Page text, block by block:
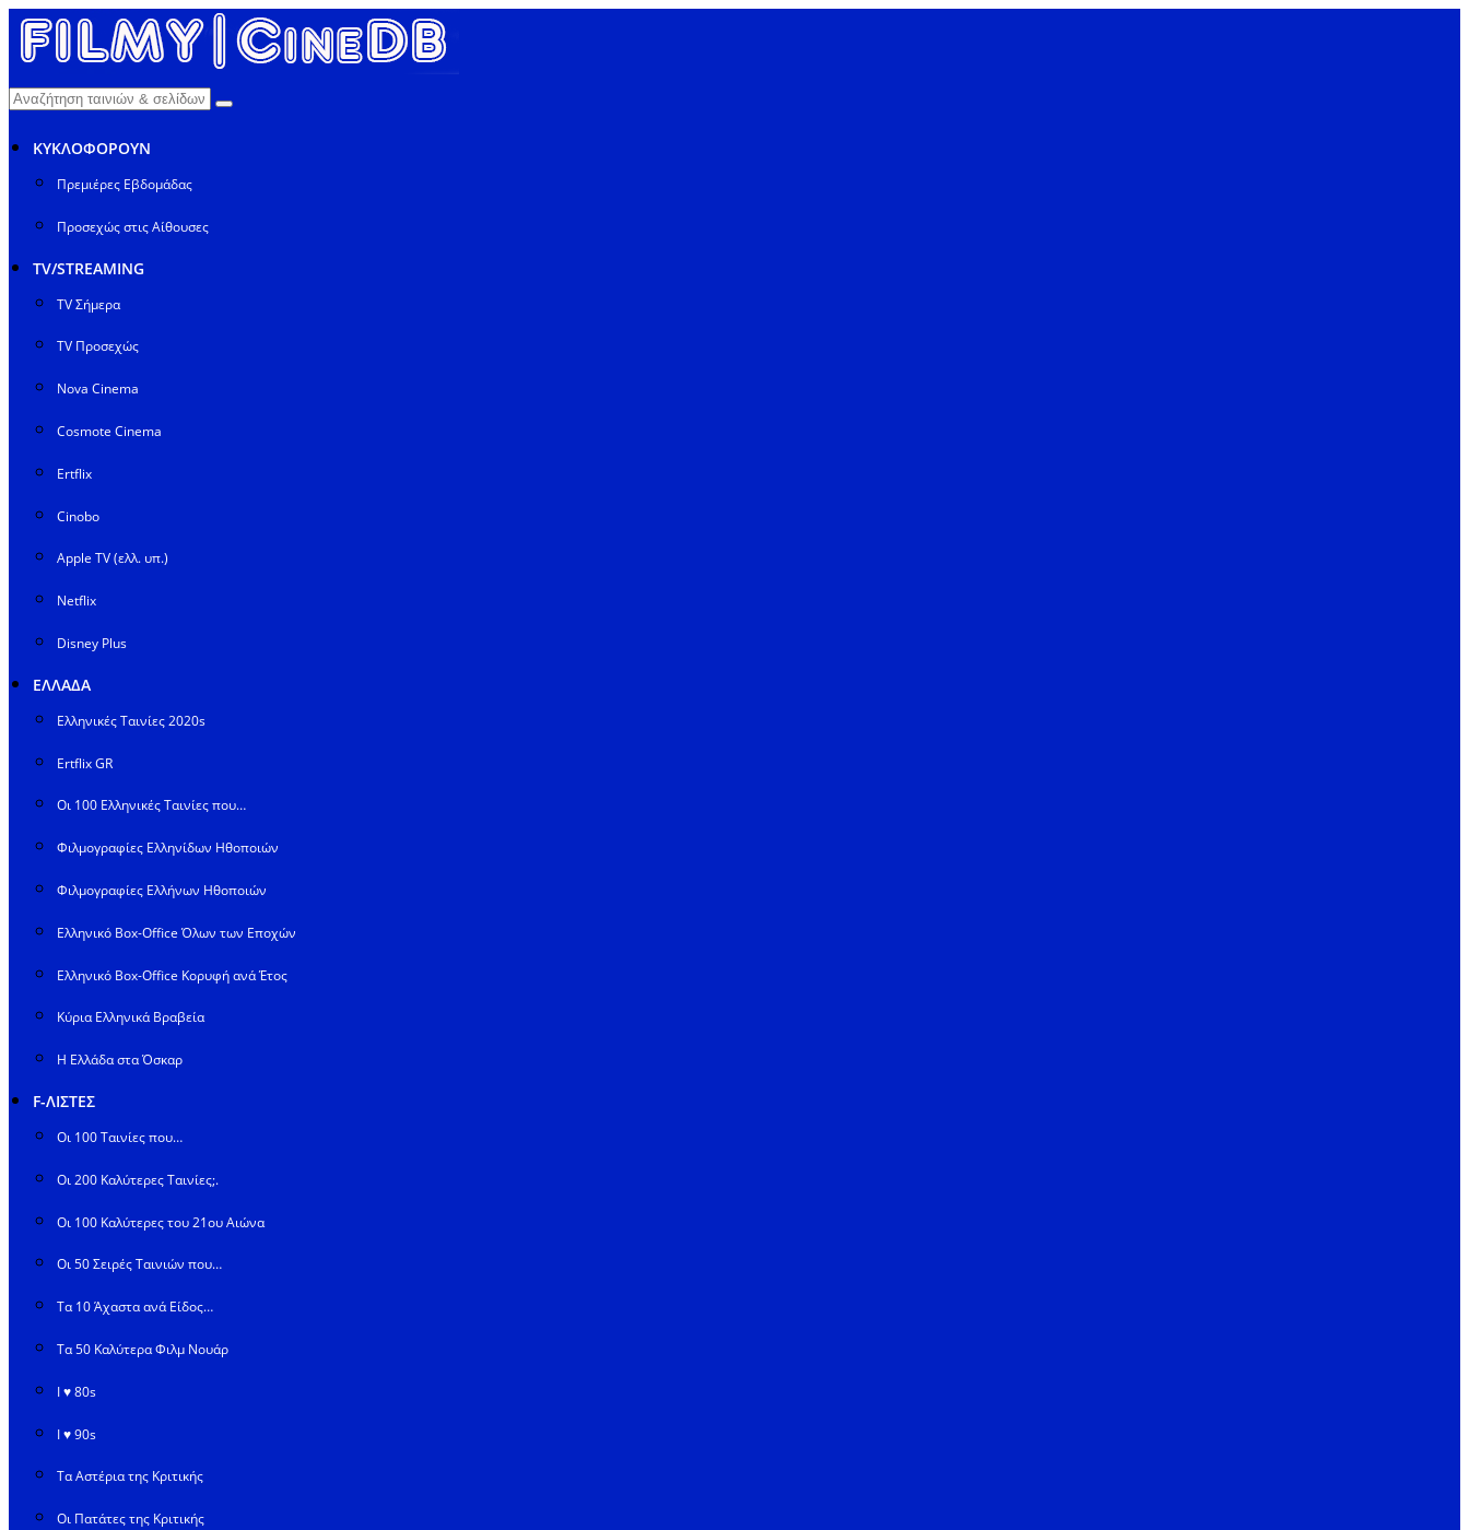
ΚΥΚΛΟΦΟΡΟΥΝ
Πρεμιέρες Εβδομάδας
Προσεχώς στις Αίθουσες
TV/STREAMING
TV Σήμερα
TV Προσεχώς
Nova Cinema
Cosmote Cinema
Ertflix
Cinobo
Apple TV (ελλ. υπ.)
Netflix
Disney Plus
ΕΛΛΑΔΑ
Ελληνικές Ταινίες 2020s
Ertflix GR
Οι 100 Ελληνικές Ταινίες που…
Φιλμογραφίες Ελληνίδων Ηθοποιών
Φιλμογραφίες Ελλήνων Ηθοποιών
Ελληνικό Box-Office Όλων των Εποχών
Ελληνικό Box-Office Κορυφή ανά Έτος
Κύρια Ελληνικά Βραβεία
Η Ελλάδα στα Όσκαρ
F-ΛΙΣΤΕΣ
Οι 100 Ταινίες που…
Οι 200 Καλύτερες Ταινίες;.
Οι 100 Καλύτερες του 21ου Αιώνα
Οι 50 Σειρές Ταινιών που…
Τα 10 Άχαστα ανά Είδος…
Τα 50 Καλύτερα Φιλμ Νουάρ
I ♥ 80s
I ♥ 90s
Τα Αστέρια της Κριτικής
Οι Πατάτες της Κριτικής